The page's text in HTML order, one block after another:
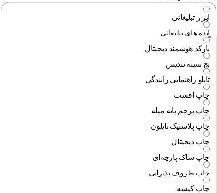
ابزار تبلیغاتی
ایده های تبلیغاتی
بارکد هوشمند دیجیتال
بج سینه تندیس
تابلو راهنمایی رانندگی
چاپ افست
چاپ پرچم پایه میله
چاپ پلاستیک نایلون
چاپ دیجیتال
چاپ ساک پارچه‌ای
چاپ ظروف پذیرایی
چاپ کیسه